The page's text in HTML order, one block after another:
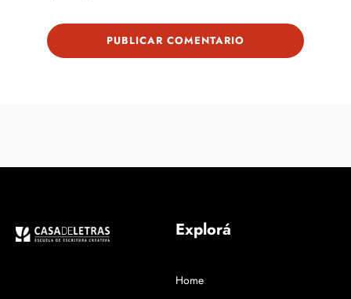
Explorá
Home